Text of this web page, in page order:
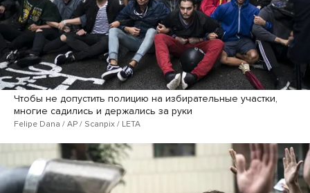
Чтобы не допустить полицию на избирательные участки,
многие садились и держались за руки
Felipe Dana / AP / Scanpix / LETA